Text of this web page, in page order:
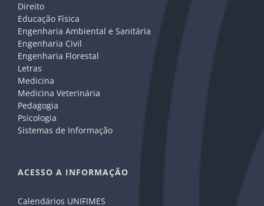
Direito
Educação Física
Engenharia Ambiental e Sanitária
Engenharia Civil
Engenharia Florestal
Letras
Medicina
Medicina Veterinária
Pedagogia
Psicologia
Sistemas de Informação
ACESSO A INFORMAÇÃO
Calendários UNIFIMES